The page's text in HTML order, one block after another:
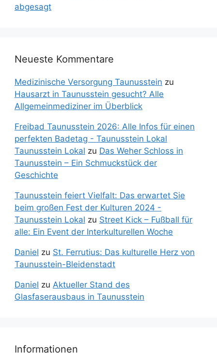
abgesagt
Neueste Kommentare
Medizinische Versorgung Taunusstein zu
Hausarzt in Taunusstein gesucht? Alle
Allgemeinmediziner im Überblick
Freibad Taunusstein 2026: Alle Infos für einen
perfekten Badetag - Taunusstein Lokal
Taunusstein Lokal zu Das Weher Schloss in
Taunusstein – Ein Schmuckstück der
Geschichte
Taunusstein feiert Vielfalt: Das erwartet Sie
beim großen Fest der Kulturen 2024 -
Taunusstein Lokal zu Street Kick – Fußball für
alle: Ein Event der Interkulturellen Woche
Daniel zu St. Ferrutius: Das kulturelle Herz von
Taunusstein-Bleidenstadt
Daniel zu Aktueller Stand des
Glasfaserausbaus in Taunusstein
Informationen